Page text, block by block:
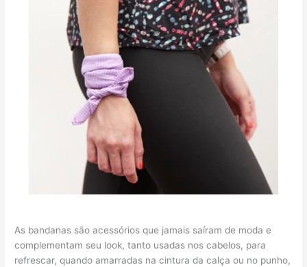
As bandanas são acessórios que jamais saíram de moda e
complementam seu look, tanto usadas nos cabelos, para
refrescar, quando amarradas na cintura da calça ou no punho,